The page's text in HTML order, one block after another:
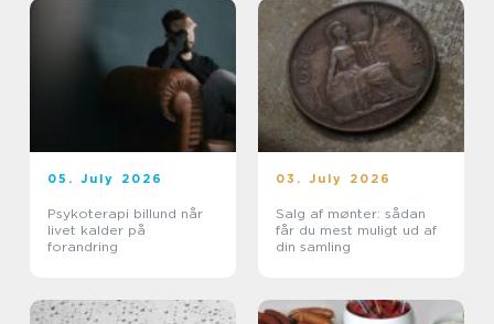
05. July 2026
Psykoterapi billund når
livet kalder på
forandring
03. July 2026
Salg af mønter: sådan
får du mest muligt ud af
din samling